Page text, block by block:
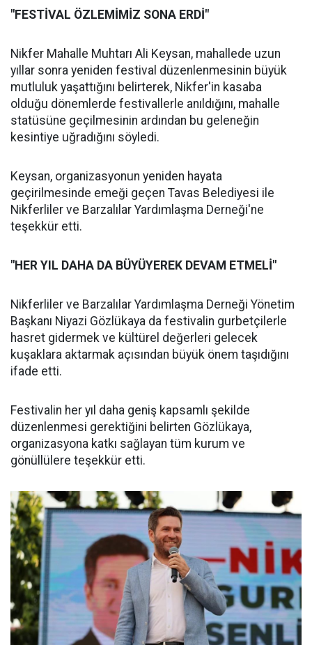
"FESTİVAL ÖZLEMİMİZ SONA ERDİ"
Nikfer Mahalle Muhtarı Ali Keysan, mahallede uzun
yıllar sonra yeniden festival düzenlenmesinin büyük
mutluluk yaşattığını belirterek, Nikfer'in kasaba
olduğu dönemlerde festivallerle anıldığını, mahalle
statüsüne geçilmesinin ardından bu geleneğin
kesintiye uğradığını söyledi.
Keysan, organizasyonun yeniden hayata
geçirilmesinde emeği geçen Tavas Belediyesi ile
Nikferliler ve Barzalılar Yardımlaşma Derneği'ne
teşekkür etti.
"HER YIL DAHA DA BÜYÜYEREK DEVAM ETMELİ"
Nikferliler ve Barzalılar Yardımlaşma Derneği Yönetim
Başkanı Niyazi Gözlükaya da festivalin gurbetçilerle
hasret gidermek ve kültürel değerleri gelecek
kuşaklara aktarmak açısından büyük önem taşıdığını
ifade etti.
Festivalin her yıl daha geniş kapsamlı şekilde
düzenlenmesi gerektiğini belirten Gözlükaya,
organizasyona katkı sağlayan tüm kurum ve
gönüllülere teşekkür etti.